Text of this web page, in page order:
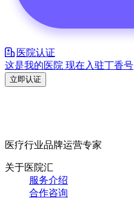
医院认证
这是我的医院 现在入驻丁香号
立即认证
医疗行业品牌运营专家
关于医院汇
服务介绍
合作咨询